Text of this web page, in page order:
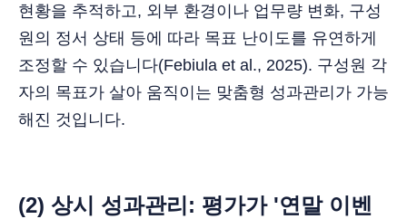
현황을 추적하고, 외부 환경이나 업무량 변화, 구성
원의 정서 상태 등에 따라 목표 난이도를 유연하게
조정할 수 있습니다(Febiula et al., 2025). 구성원 각
자의 목표가 살아 움직이는 맞춤형 성과관리가 가능
해진 것입니다.
(2) 상시 성과관리: 평가가 '연말 이벤